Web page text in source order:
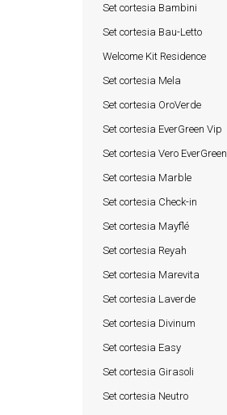
Set cortesia Bambini
Set cortesia Bau-Letto
Welcome Kit Residence
Set cortesia Mela
Set cortesia OroVerde
Set cortesia EverGreen Vip
Set cortesia Vero EverGreen
Set cortesia Marble
Set cortesia Check-in
Set cortesia Mayflé
Set cortesia Reyah
Set cortesia Marevita
Set cortesia Laverde
Set cortesia Divinum
Set cortesia Easy
Set cortesia Girasoli
Set cortesia Neutro